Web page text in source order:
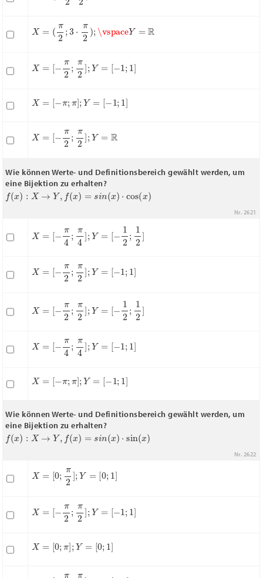
X= π2;3 ⋅π 2); \vspace =R
X= −π 2;π 2]; Y= 1; 1]
X= −π Y =[ ;1
X= −π 2;π 2]; Y=
Wie können Werte- und Definitionsbereich gewählt werden, um
eine Bijektion zu erhalten?
f(x ): →Y x) si ( cos ( )
Nr. 2621
X= −π 4;π 4]; Y= 12 12
X= −π 2;π 2]; Y= 1; 1]
X= −π 2;π 2]; Y= 12 12
X= −π 4;π 4]; Y= 1; 1]
X= −π Y =[ ;1
Wie können Werte- und Definitionsbereich gewählt werden, um
eine Bijektion zu erhalten?
f(x ): →Y x) si ( sin (x )
Nr. 2622
X= 0;π 2];Y=[ 1]
X= −π 2;π 2]; Y= 1; 1]
X= 0;π Y =[ 1]